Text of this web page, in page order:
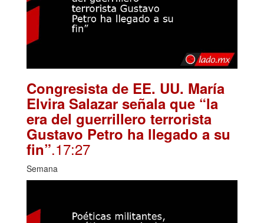
Congresista de EE. UU. María
Elvira Salazar señala que “la
era del guerrillero terrorista
Gustavo Petro ha llegado a su
fin”.17:27
Semana